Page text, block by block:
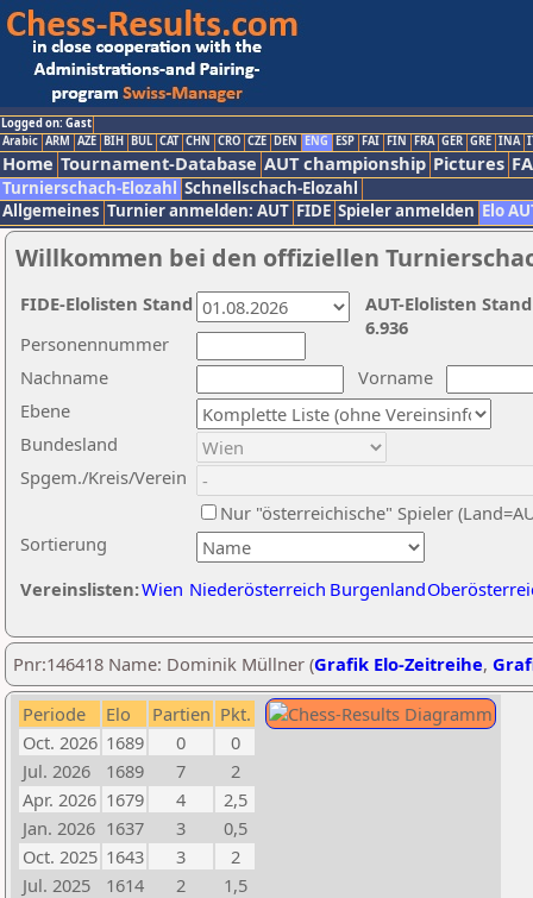
Logged on: Gast
Arabic ARM AZE BIH BUL CAT CHN CRO CZE DEN ENG ESP FAI FIN FRA GER GRE INA
Home Tournament-Database AUT championship Pictures
Turnierschach-Elozahl Schnellschach-Elozahl
Allgemeines Turnier anmelden: AUT FIDE Spieler anmelden Elo
Willkommen bei den offiziellen
Nachname
Vorname
Ebene
Sortierung
Personennummer
Bundesland
Spgem./Kreis/Verein
Nur "österreichische" Spieler
Vereinslisten:Wien Niederösterreich Burgenland
AUT-Elolisten
6.936
FIDE-Elolisten Stand
Pnr:146418 Name: Dominik Müllner (Grafik Elo-Zeitreihe,
Periode Elo Partien Pkt.
Oct. 2026 1689 0
0
Jul. 2026
1689 7
2
Apr. 2026 1679 4
2,5
Jan. 2026 1637 3
0,5
Oct. 2025 1643 3
2
Jul. 2025
1614 2
1,5